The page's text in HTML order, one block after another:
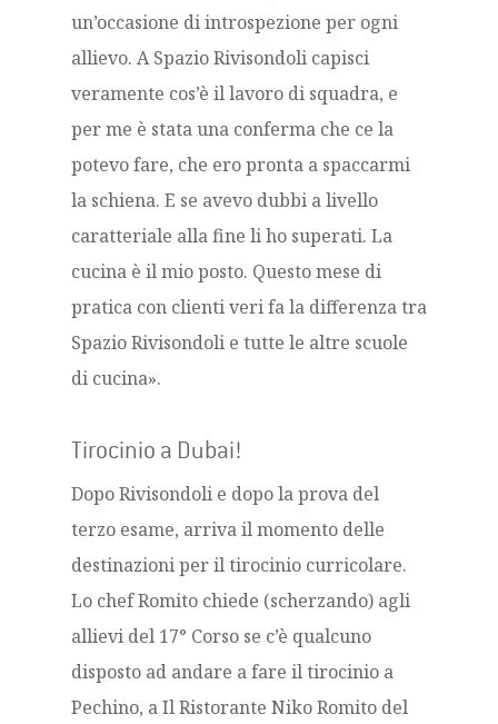
un’occasione di introspezione per ogni
allievo. A Spazio Rivisondoli capisci
veramente cos’è il lavoro di squadra, e
per me è stata una conferma che ce la
potevo fare, che ero pronta a spaccarmi
la schiena. E se avevo dubbi a livello
caratteriale alla fine li ho superati. La
cucina è il mio posto. Questo mese di
pratica con clienti veri fa la differenza tra
Spazio Rivisondoli e tutte le altre scuole
di cucina».
Tirocinio a Dubai!
Dopo Rivisondoli e dopo la prova del
terzo esame, arriva il momento delle
destinazioni per il tirocinio curricolare.
Lo chef Romito chiede (scherzando) agli
allievi del 17° Corso se c’è qualcuno
disposto ad andare a fare il tirocinio a
Pechino, a Il Ristorante Niko Romito del